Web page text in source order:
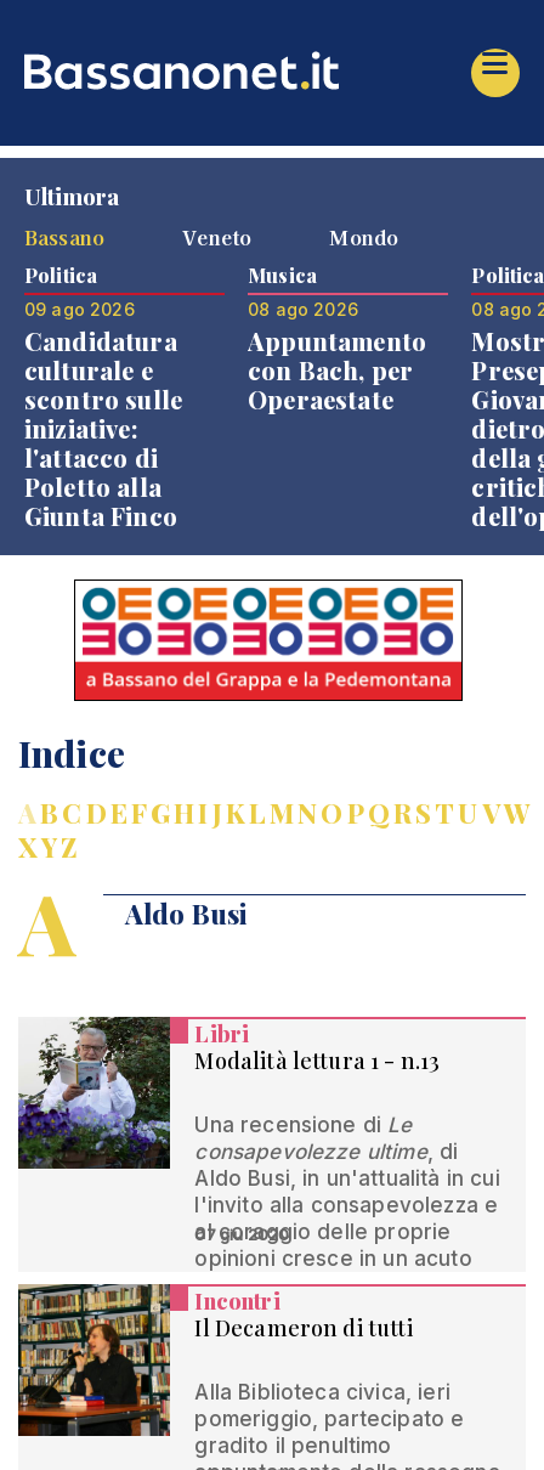
Ultimora
Bassano
Veneto Mondo
Politica
09 ago 2026
Candidatura
culturale e
scontro sulle
iniziative:
l'attacco di
Poletto alla
Giunta Finco
Musica
08 ago 2026
Appuntamento
con Bach, per
Operaestate
Politica
08 ago
della
Indice
ABCDEFGHIJKLMNOPQRSTUVW
XYZ
A Aldo Busi
Libri
Modalità lettura 1 - n.13
Una recensione di Le
consapevolezze ultime, di
Aldo Busi, in un'attualità in cui
l'invito alla consapevolezza e
al coraggio delle proprie
opinioni cresce in un acuto
07 giu 2020
Incontri
Il Decameron di tutti
Alla Biblioteca civica, ieri
pomeriggio, partecipato e
gradito il penultimo